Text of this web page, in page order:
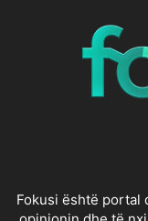
Fokusi është portal